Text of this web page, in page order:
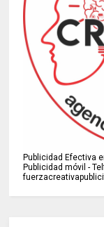
Publicidad Efectiva
Publicidad móvil -